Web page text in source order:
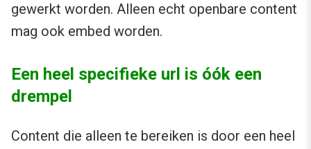
gewerkt worden. Alleen echt openbare content
mag ook embed worden.
Een heel specifieke url is óók een
drempel
Content die alleen te bereiken is door een heel